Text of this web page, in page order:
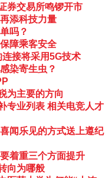
券交易所鸣锣开市
添科技力量
吗？
障乘客安全
接将采用5G技术
染寄生虫？
为主要的方向
专业列表 相关电竞人才
闻乐见的方式送上遵纪
着重三个方面提升
向为哪般